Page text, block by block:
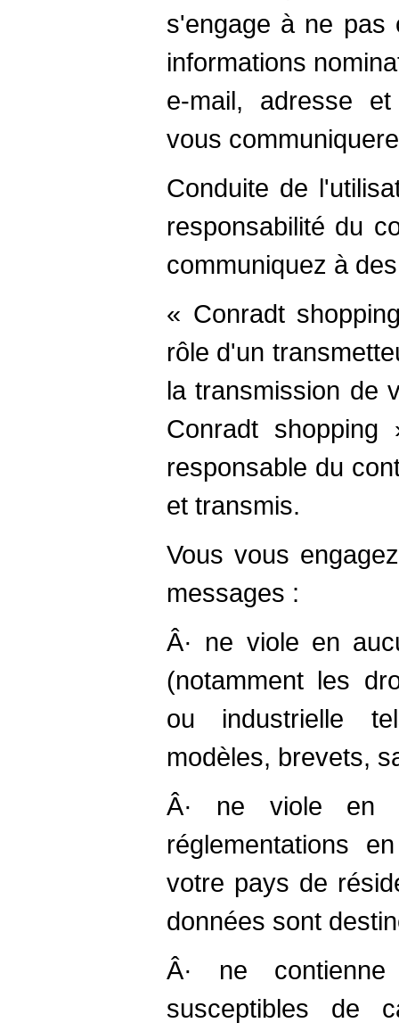
s'engage à ne pas
informations
e-mail, adresse
vous
Conduite de
responsabilité du
communiquez à
« Conradt
rôle d'un
la transmission de
Conradt
responsable du
et transmis.
Vous vous
messages :
Â· ne viole en
(notamment les
ou industrielle
modèles, brevets,
Â· ne viole en
réglementations
votre pays de
données sont
Â· ne
susceptibles de